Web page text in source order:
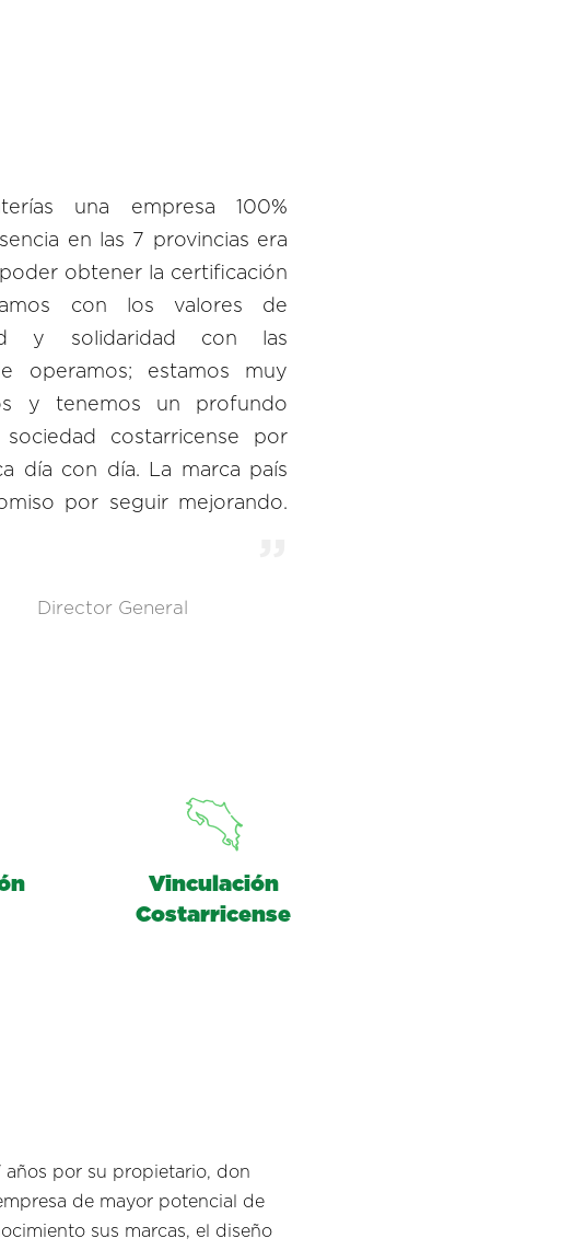
una empresa 100%
en las 7 provincias era
obtener la certificación
con los valores de
y solidaridad con las
operamos; estamos muy
y tenemos un profundo
costarricense por
día con día. La marca país
por seguir mejorando.
Director General
Vinculación
Costarricense
años por su propietario, don
de mayor potencial de
sus marcas, el diseño